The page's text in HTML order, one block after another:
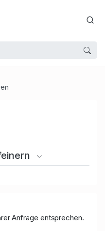
Anfrage entsprechen.